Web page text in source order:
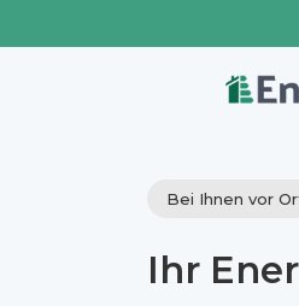
Bei Ihnen vor
Ihr